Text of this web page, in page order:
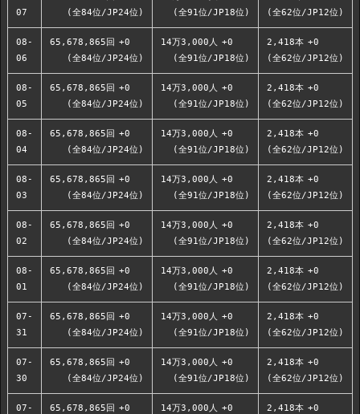
07
(全84位/JP24位)
(全91位/JP18位)
(全62位/JP12位)
08-
06
65,678,865回 +0
(全84位/JP24位)
14万3,000人 +0
(全91位/JP18位)
2,418本 +0
(全62位/JP12位)
08-
05
65,678,865回 +0
(全84位/JP24位)
14万3,000人 +0
(全91位/JP18位)
2,418本 +0
(全62位/JP12位)
08-
04
65,678,865回 +0
(全84位/JP24位)
14万3,000人 +0
(全91位/JP18位)
2,418本 +0
(全62位/JP12位)
08-
03
65,678,865回 +0
(全84位/JP24位)
14万3,000人 +0
(全91位/JP18位)
2,418本 +0
(全62位/JP12位)
08-
02
65,678,865回 +0
(全84位/JP24位)
14万3,000人 +0
(全91位/JP18位)
2,418本 +0
(全62位/JP12位)
08-
01
65,678,865回 +0
(全84位/JP24位)
14万3,000人 +0
(全91位/JP18位)
2,418本 +0
(全62位/JP12位)
07-
31
65,678,865回 +0
(全84位/JP24位)
14万3,000人 +0
(全91位/JP18位)
2,418本 +0
(全62位/JP12位)
07-
30
65,678,865回 +0
(全84位/JP24位)
14万3,000人 +0
(全91位/JP18位)
2,418本 +0
(全62位/JP12位)
07-
65,678,865回 +0
14万3,000人 +0
2,418本 +0